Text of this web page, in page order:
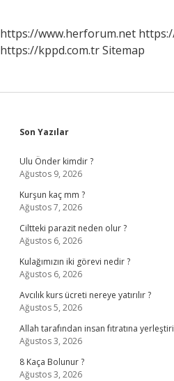
https://www.herforum.net
https://kppd.com.trSitemap
Sidebar
Son Yazılar
Ulu Önder kimdir ?
Ağustos 9, 2026
Kurşun kaç mm ?
Ağustos 7, 2026
Ciltteki parazit neden olur ?
Ağustos 6, 2026
Kulağımızın iki görevi nedir ?
Ağustos 6, 2026
Avcılık kurs ücreti nereye yatırılır ?
Ağustos 5, 2026
Allah tarafından insan fıtratına
Ağustos 3, 2026
8 Kaça Bolunur ?
Ağustos 3, 2026